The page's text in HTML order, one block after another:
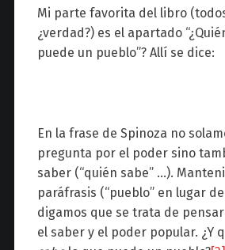
Mi parte favorita del libro
¿verdad?) es el apartado
puede un pueblo”? Allí se dice:
En la frase de Spinoza no
pregunta por el poder sino
saber (“quién sabe” …).
paráfrasis (“pueblo” en lugar de
digamos que se trata de
el saber y el poder popular. ¿Y